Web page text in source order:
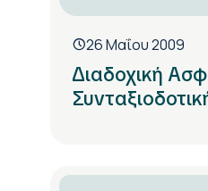
26 Μαΐου 2009
Διαδοχική